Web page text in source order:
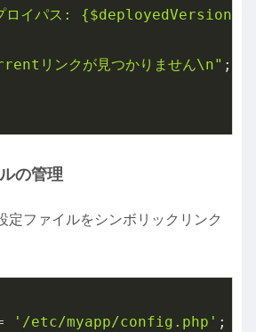
ロイパス:
リンクが見つかりません\n" ;
の管理
定ファイルをシンボリックリンク
'/etc/myapp/config.php' ;